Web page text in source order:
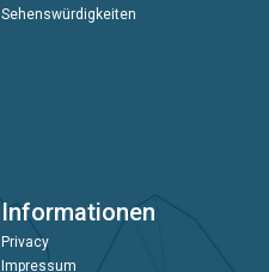
Sehenswürdigkeiten
Informationen
Privacy
Impressum